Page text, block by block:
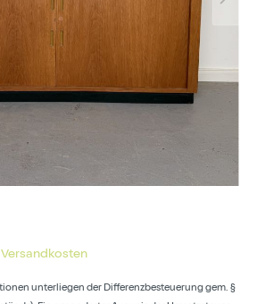
Versandkosten
unterliegen der Differenzbesteuerung gem. §